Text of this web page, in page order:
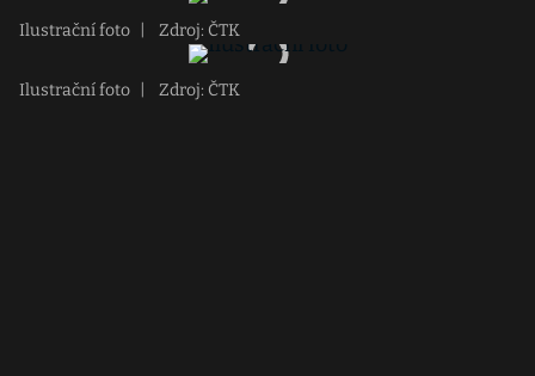
Ilustrační foto Zdroj: ČTK
Ilustrační foto Zdroj: ČTK